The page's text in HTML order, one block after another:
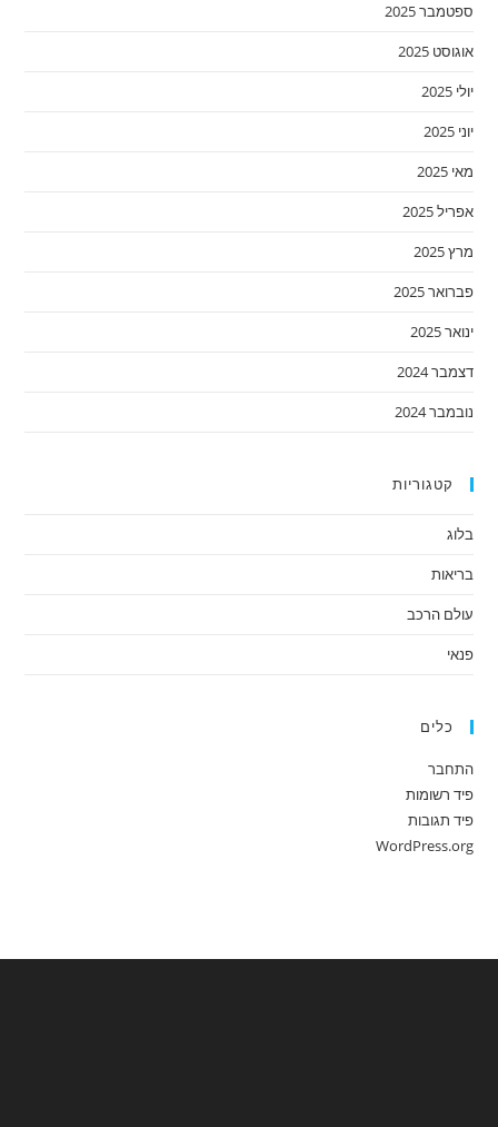
ספטמבר 2025
אוגוסט 2025
יולי 2025
יוני 2025
מאי 2025
אפריל 2025
מרץ 2025
פברואר 2025
ינואר 2025
דצמבר 2024
נובמבר 2024
קטגוריות
בלוג
בריאות
עולם הרכב
פנאי
כלים
התחבר
פיד רשומות
פיד תגובות
WordPress.org